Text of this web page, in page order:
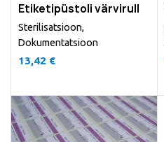
Etiketipüstoli värvirull
Sterilisatsioon,
Dokumentatsioon
13,42 €